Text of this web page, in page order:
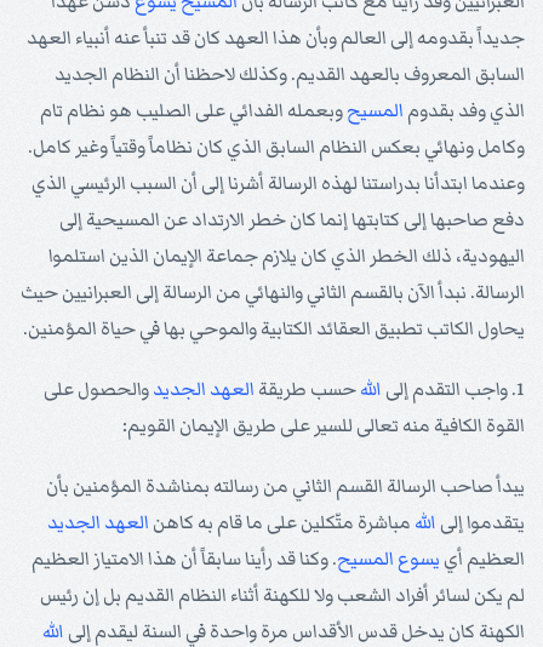
جديداً بقدومه إلى العالم وبأن هذا العهد كان قد تنبأ عنه أنبياء العهد
السابق المعروف بالعهد القديم. وكذلك لاحظنا أن النظام الجديد
الذي وفد بقدوم المسيحوبعمله الفدائي على الصليب هو نظام تام
وكامل ونهائي بعكس النظام السابق الذي كان نظاماً وقتياً وغير كامل.
وعندما ابتدأنا بدراستنا لهذه الرسالة أشرنا إلى أن السبب الرئيسي الذي
دفع صاحبها إلى كتابتها إنما كان خطر الارتداد عن المسيحية إلى
اليهودية، ذلك الخطر الذي كان يلازم جماعة الإيمان الذين استلموا
الرسالة. نبدأ الآن بالقسم الثاني والنهائي من الرسالة إلى العبرانيين حيث
يحاول الكاتب تطبيق العقائد الكتابية والموحي بها في حياة المؤمنين.
1. واجب التقدم إلى اللهحسب طريقة العهد الجديدوالحصول على
القوة الكافية منه تعالى للسير على طريق الإيمان القويم:
يبدأ صاحب الرسالة القسم الثاني من رسالته بمناشدة المؤمنين بأن
يتقدموا إلى الله مباشرة متّكلين على ما قام به كاهن العهد الجديد
العظيم أي يسوع المسيح. وكنا قد رأينا سابقاً أن هذا الامتياز العظيم
لم يكن لسائر أفراد الشعب ولا للكهنة أثناء النظام القديم بل إن رئيس
الكهنة كان يدخل قدس الأقداس مرة واحدة في السنة ليقدم إلى الله